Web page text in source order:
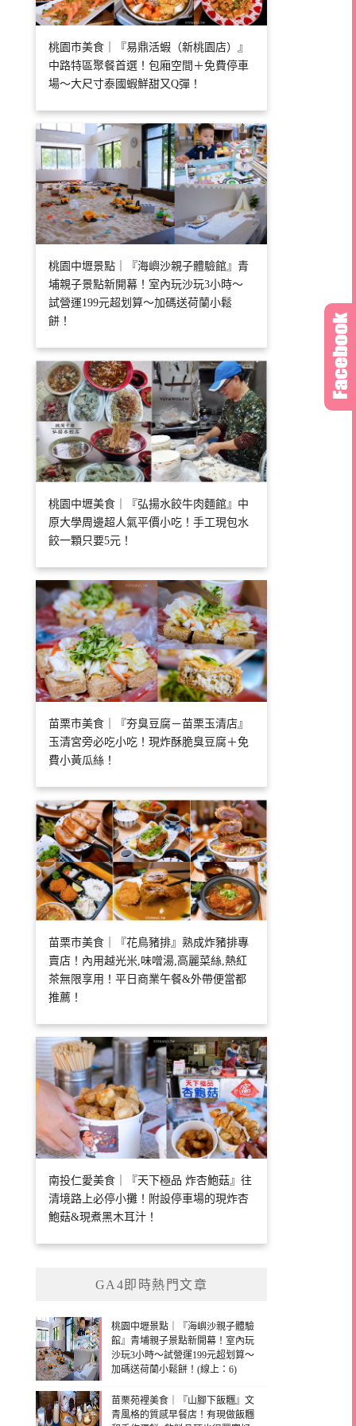
桃園市美食｜『易鼎活蝦（新桃園店）』
中路特區聚餐首選！包廂空間＋免費停車
場～大尺寸泰國蝦鮮甜又Q彈！
桃園中壢景點｜『海嶼沙親子體驗館』青
埔親子景點新開幕！室內玩沙玩3小時～
試營運199元超划算～加碼送荷蘭小鬆
餅！
桃園中壢美食｜『弘揚水餃牛肉麵館』中
原大學周邊超人氣平價小吃！手工現包水
餃一顆只要5元！
苗栗市美食｜『夯臭豆腐－苗栗玉清店』
玉清宮旁必吃小吃！現炸酥脆臭豆腐＋免
費小黃瓜絲！
苗栗市美食｜『花鳥豬排』熟成炸豬排專
賣店！內用越光米,味噌湯,高麗菜絲,熱紅
茶無限享用！平日商業午餐&外帶便當都
推薦！
南投仁愛美食｜『天下極品 炸杏鮑菇』往
清境路上必停小攤！附設停車場的現炸杏
鮑菇&現煮黑木耳汁！
GA4即時熱門文章
桃園中壢景點｜『海嶼沙親子體驗
館』青埔親子景點新開幕！室內玩
沙玩3小時～試營運199元超划算～
加碼送荷蘭小鬆餅！(線上：6)
苗栗苑裡美食｜『山腳下飯糰』文
青風格的質感早餐店！有現做飯糰